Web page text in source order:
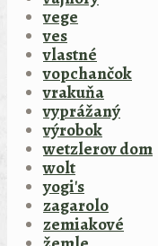
vege
ves
vlastné
vopchančok
vrakuňa
vyprážaný
výrobok
wetzlerov dom
wolt
yogi's
zagarolo
zemiakové